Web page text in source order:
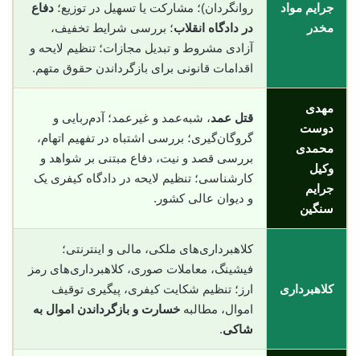
جرایم مواد
مخدر
روانگردان)؛ مشارکت یا تسهیل در توزیع؛ دفاع
در دادگاه انقلاب؛ بررسی شرایط تخفیف،
آزادی مشروط و تبدیل مجازات؛ تنظیم لایحه و
اقدامات قانونی برای بازگرداندن حقوق متهم.
مهدی
دوست
محمدی
وکیل
جرایم
سنگین
قتل عمد، شبه‌عمد و غیرعمد؛ آدم‌ربایی و
گروگان‌گیری؛ بررسی اشتباه در تفهیم اتهام،
بررسی قصد و نیت، دفاع مبتنی بر شواهد و
کارشناسی؛ تنظیم لایحه در دادگاه کیفری یک
و دیوان عالی کشور.
کلاهبرداری
کلاهبرداری‌های ملکی، مالی و اینترنتی؛
فیشینگ، معاملات صوری، کلاهبرداری‌های رمز
ارز؛ تنظیم شکایت کیفری، پیگیری توقیف
اموال، مطالبه خسارت و بازگرداندن اموال به
شاکی.